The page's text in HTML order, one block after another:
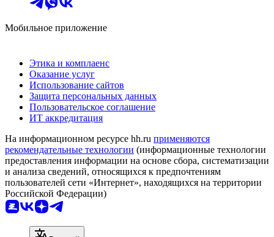
Мобильное приложение
Этика и комплаенс
Оказание услуг
Использование сайтов
Защита персональных данных
Пользовательское соглашение
ИТ аккредитация
На информационном ресурсе hh.ru применяются
рекомендательные технологии (информационные технологии
предоставления информации на основе сбора, систематизации
и анализа сведений, относящихся к предпочтениям
пользователей сети «Интернет», находящихся на территории
Российской Федерации)